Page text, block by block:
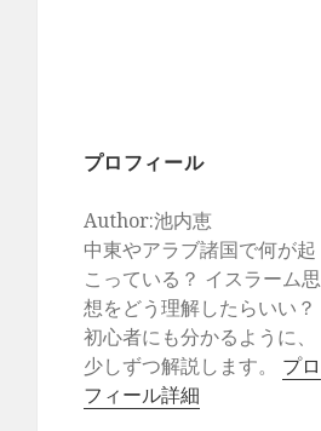
プロフィール
Author:池内恵
中東やアラブ諸国で何が起
こっている？ イスラーム思
想をどう理解したらいい？
初心者にも分かるように、
少しずつ解説します。 プロ
フィール詳細